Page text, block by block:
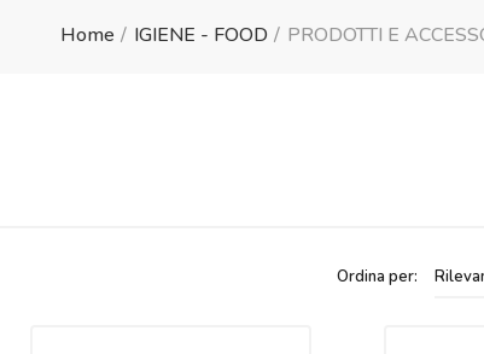
Home IGIENE - FOOD PRODOTTI E
Ordina per: